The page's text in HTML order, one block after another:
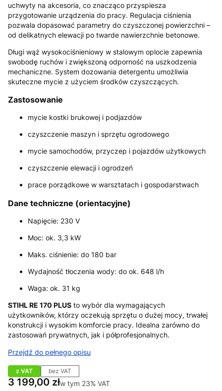
uchwyty na akcesoria, co znacząco przyspiesza
przygotowanie urządzenia do pracy. Regulacja ciśnienia
pozwala dopasować parametry do czyszczonej powierzchni –
od delikatnych elewacji po twarde nawierzchnie betonowe.
Długi wąż wysokociśnieniowy w stalowym oplocie zapewnia
swobodę ruchów i zwiększoną odporność na uszkodzenia
mechaniczne. System dozowania detergentu umożliwia
skuteczne mycie z użyciem środków czyszczących.
Zastosowanie
mycie kostki brukowej i podjazdów
czyszczenie maszyn i sprzętu ogrodowego
mycie samochodów, przyczep i pojazdów użytkowych
czyszczenie elewacji i ogrodzeń
prace porządkowe w warsztatach i gospodarstwach
Dane techniczne (orientacyjne)
Napięcie: 230 V
Moc: ok. 3,3 kW
Maks. ciśnienie: do 180 bar
Wydajność tłoczenia wody: do ok. 648 l/h
Waga: ok. 31 kg
STIHL RE 170 PLUS to wybór dla wymagających
użytkowników, którzy oczekują sprzętu o dużej mocy, trwałej
konstrukcji i wysokim komforcie pracy. Idealna zarówno do
zastosowań prywatnych, jak i półprofesjonalnych.
Przejdź do pełnego opisu
z VAT bez VAT
Cena
3 199,00 złw tym 23% VAT
w tym 23% VAT